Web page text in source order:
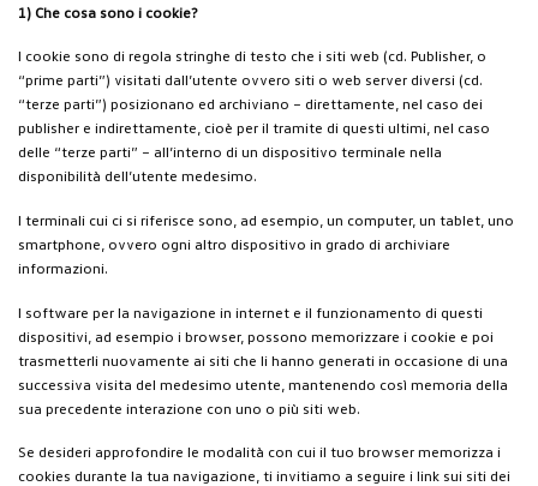
1) Che cosa sono i cookie?
I cookie sono di regola stringhe di testo che i siti web (cd. Publisher, o
“prime parti”) visitati dall’utente ovvero siti o web server diversi (cd.
“terze parti”) posizionano ed archiviano – direttamente, nel caso dei
publisher e indirettamente, cioè per il tramite di questi ultimi, nel caso
delle “terze parti” – all’interno di un dispositivo terminale nella
disponibilità dell’utente medesimo.
I terminali cui ci si riferisce sono, ad esempio, un computer, un tablet, uno
smartphone, ovvero ogni altro dispositivo in grado di archiviare
informazioni.
I software per la navigazione in internet e il funzionamento di questi
dispositivi, ad esempio i browser, possono memorizzare i cookie e poi
trasmetterli nuovamente ai siti che li hanno generati in occasione di una
successiva visita del medesimo utente, mantenendo così memoria della
sua precedente interazione con uno o più siti web.
Se desideri approfondire le modalità con cui il tuo browser memorizza i
cookies durante la tua navigazione, ti invitiamo a seguire i link sui siti dei